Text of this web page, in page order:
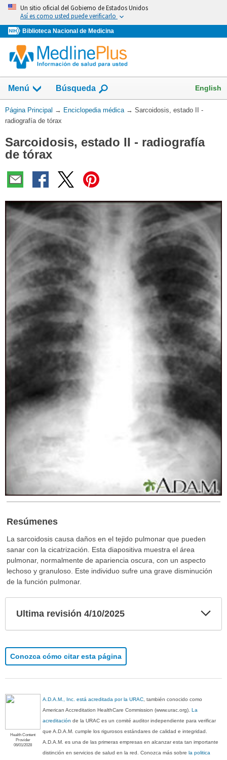
Omita
vaya
al
Contenido
Un sitio oficial del Gobierno de Estados Unidos
Así es como usted puede verificarlo
Biblioteca Nacional de Medicina
Menú Búsqueda English
Usted
está
Página Principal → Enciclopedia médica → Sarcoidosis, estado II -
radiografía de tórax
Sarcoidosis, estado II - radiografía
de tórax
Resúmenes
La sarcoidosis causa daños en el tejido pulmonar que pueden
sanar con la cicatrización. Esta diapositiva muestra el área
pulmonar, normalmente de apariencia oscura, con un aspecto
lechoso y granuloso. Este individuo sufre una grave disminución
de la función pulmonar.
Ultima revisión 4/10/2025
Conozca cómo citar esta página
Health Content
Provider
06/01/2028
A.D.A.M., Inc. está acreditada por la URAC , también conocido como
American Accreditation HealthCare Commission (www.urac.org).La
acreditación de la URAC es un comité auditor independiente para verificar
que A.D.A.M. cumple los rigurosos estándares de calidad e integridad.
A.D.A.M. es una de las primeras empresas en alcanzar esta tan importante
distinción en servicios de salud en la red. Conozca más sobrela politica